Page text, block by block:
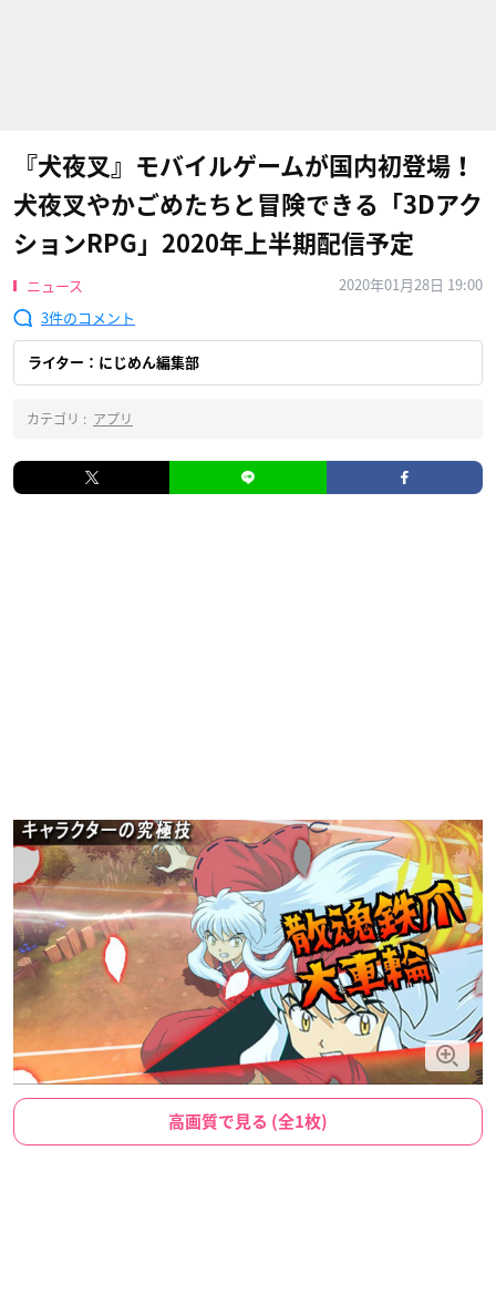
『犬夜叉』モバイルゲームが国内初登場！
犬夜叉やかごめたちと冒険できる「3Dアク
ションRPG」2020年上半期配信予定
ニュース
2020年01月28日 19:00
3
ライター：にじめん編集部
カテゴリ : アプリ
高画質で見る (全1枚)